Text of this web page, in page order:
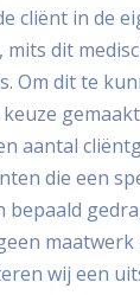
cliënt in de
mits dit
Om dit te
aantal
die een
bepaald
maatwerk
wij een